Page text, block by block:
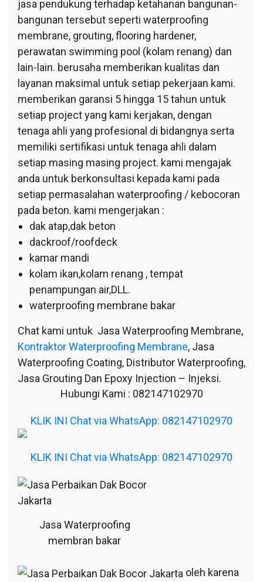
jasa pendukung terhadap ketahanan bangunan-
bangunan tersebut seperti waterproofing
membrane, grouting, flooring hardener,
perawatan swimming pool (kolam renang) dan
lain-lain. berusaha memberikan kualitas dan
layanan maksimal untuk setiap pekerjaan kami.
memberikan garansi 5 hingga 15 tahun untuk
setiap project yang kami kerjakan, dengan
tenaga ahli yang profesional di bidangnya serta
memiliki sertifikasi untuk tenaga ahli dalam
setiap masing masing project. kami mengajak
anda untuk berkonsultasi kepada kami pada
setiap permasalahan waterproofing / kebocoran
pada beton. kami mengerjakan :
dak atap,dak beton
dackroof/roofdeck
kamar mandi
kolam ikan,kolam renang , tempat
penampungan air,DLL.
waterproofing membrane bakar
Chat kami untuk Jasa Waterproofing Membrane,
Kontraktor Waterproofing Membrane, Jasa
Waterproofing Coating, Distributor Waterproofing,
Jasa Grouting Dan Epoxy Injection – Injeksi.
Hubungi Kami : 082147102970
KLIK INI Chat via WhatsApp: 082147102970
KLIK INI Chat via WhatsApp: 082147102970
Jasa Waterproofing
membran bakar
oleh karena